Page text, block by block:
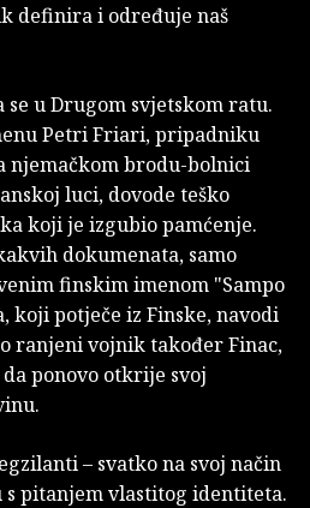
definira i određuje naš
se u Drugom svjetskom ratu.
Petri Friari, pripadniku
njemačkom brodu-bolnici
luci, dovode teško
koji je izgubio pamćenje.
dokumenata, samo
finskim imenom "Sampo
koji potječe iz Finske, navodi
ranjeni vojnik također Finac,
ponovo otkrije svoj
– svatko na svoj način
s pitanjem vlastitog identiteta.